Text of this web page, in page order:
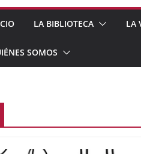
LA BIBLIOTECA LA
SOMOS